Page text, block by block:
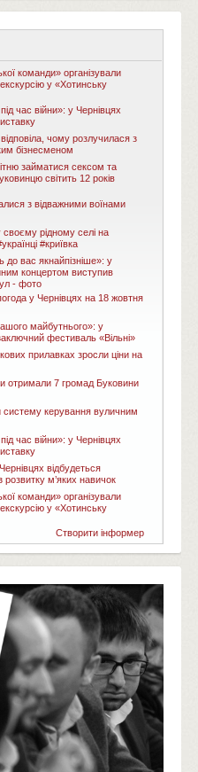
команди» організували
у «Хотинську
час війни»: у Чернівцях
чому розлучилася з
бізнесменом
займатися сексом та
світить 12 років
з відважними воїнами
своєму рідному селі на
#криївка
до вас якнайпізніше»: у
концертом виступив
- фото
у Чернівцях на 18 жовтня
майбутнього»: у
фестиваль «Вільні»
прилавках зросли ціни на
отримали 7 громад Буковини
систему керування вуличним
час війни»: у Чернівцях
відбудеться
розвитку м’яких навичок
команди» організували
у «Хотинську
Створити інформер